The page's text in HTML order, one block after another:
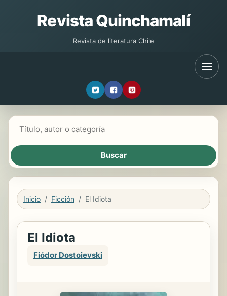
Revista Quinchamalí
Revista de literatura Chile
Inicio Ficción El Idiota
El Idiota
Fiódor Dostoievski